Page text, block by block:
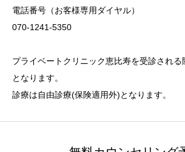
電話番号（お客様専用ダイヤル）
070-1241-5350
プライベートクリニック恵比寿を受診され
となります。
診療は自由診療(保険適用外)となります。